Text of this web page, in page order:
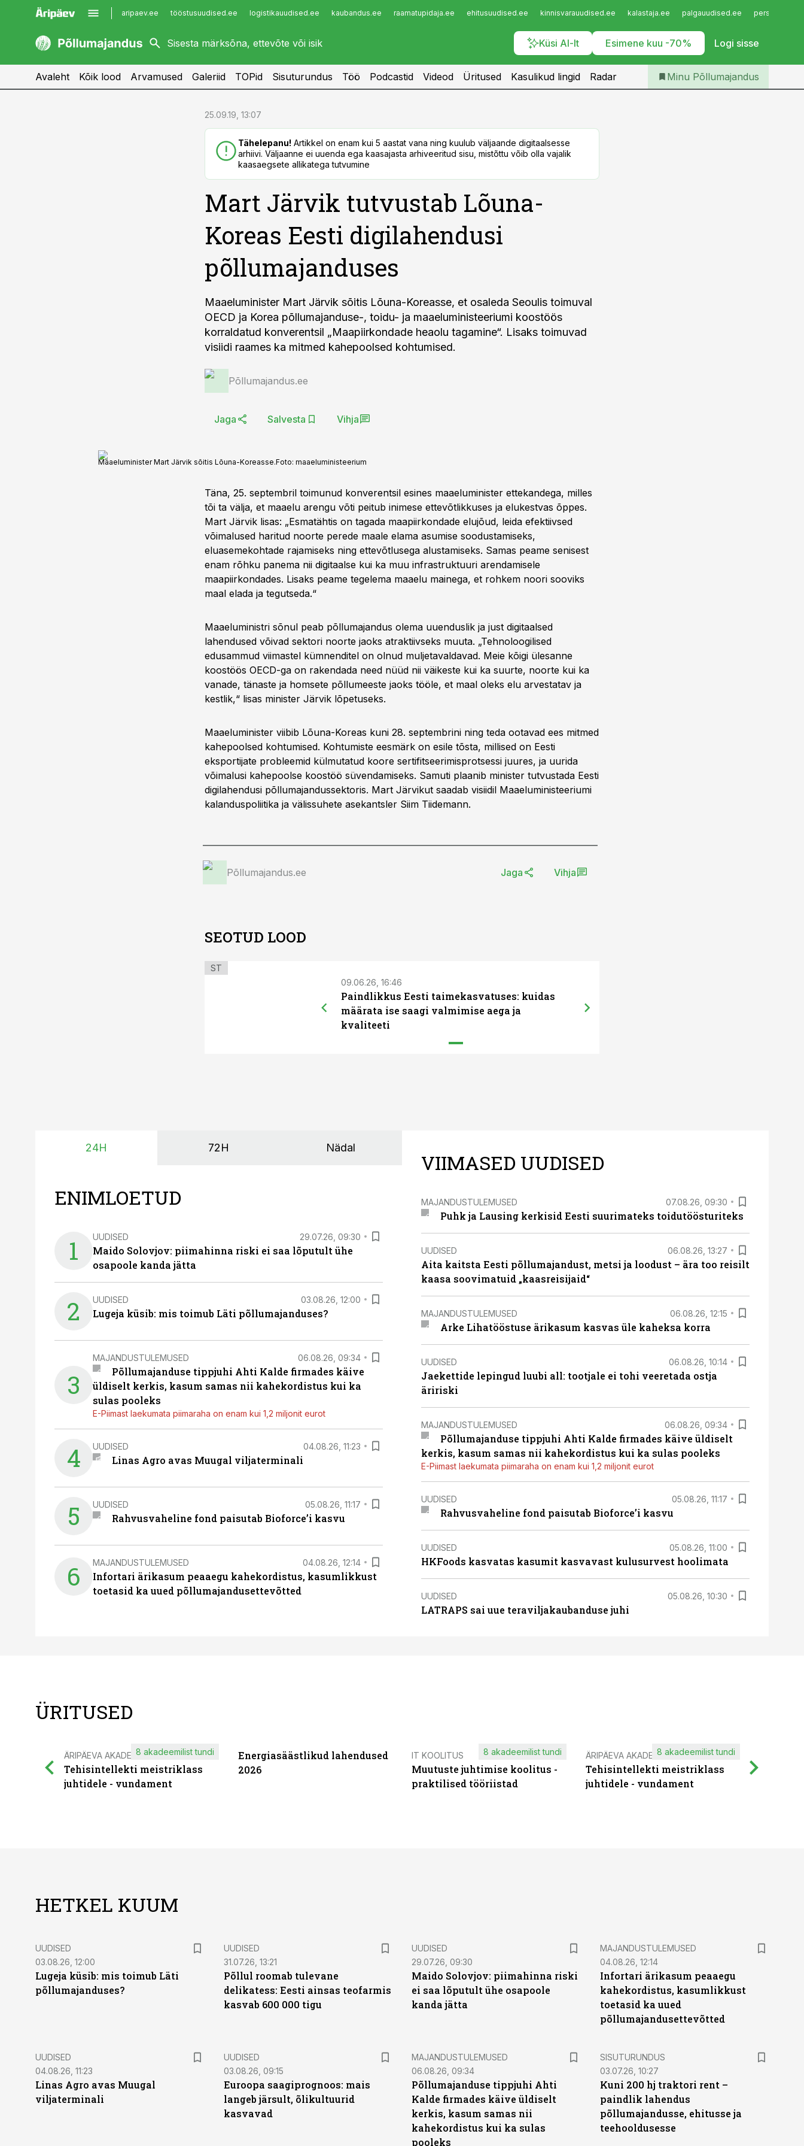
aripaev.ee tööstusuudised.ee logistikauudised.ee kaubandus.ee raamatupidaja.ee ehitusuudised.ee kinnisvarauudised.ee kalastaja.ee palgauudised.ee
Küsi AI-lt Esimene kuu -70% Logi sisse
kaubandus.ee
kinnisvarauudised.ee
imelineajalugu.ee
Infopank
Iseteenindus
Telli Põllumajandus
Avaleht Kõik lood Arvamused Galeriid TOPid Sisuturundus Töö Podcastid Videod Üritused Kasulikud lingid Radar Minu Põllumajandus
25.09.19, 13:07
Tähelepanu! Artikkel on enam kui 5 aastat vana ning kuulub väljaande digitaalsesse
arhiivi. Väljaanne ei uuenda ega kaasajasta arhiveeritud sisu, mistõttu võib olla vajalik
kaasaegsete allikatega tutvumine
Mart Järvik tutvustab Lõuna-
Koreas Eesti digilahendusi
põllumajanduses
Maaeluminister Mart Järvik sõitis Lõuna-Koreasse, et osaleda Seoulis toimuval
OECD ja Korea põllumajanduse-, toidu- ja maaeluministeeriumi koostöös
korraldatud konverentsil „Maapiirkondade heaolu tagamine“. Lisaks toimuvad
visiidi raames ka mitmed kahepoolsed kohtumised.
Põllumajandus.ee
Jaga Salvesta Vihja
Maaeluminister Mart Järvik sõitis Lõuna-Koreasse.Foto: maaeluministeerium
Täna, 25. septembril toimunud konverentsil esines maaeluminister ettekandega, milles
tõi ta välja, et maaelu arengu võti peitub inimese ettevõtlikkuses ja elukestvas õppes.
Mart Järvik lisas: „Esmatähtis on tagada maapiirkondade elujõud, leida efektiivsed
võimalused haritud noorte perede maale elama asumise soodustamiseks,
eluasemekohtade rajamiseks ning ettevõtlusega alustamiseks. Samas peame senisest
enam rõhku panema nii digitaalse kui ka muu infrastruktuuri arendamisele
maapiirkondades. Lisaks peame tegelema maaelu mainega, et rohkem noori sooviks
maal elada ja tegutseda.“
Maaeluministri sõnul peab põllumajandus olema uuenduslik ja just digitaalsed
lahendused võivad sektori noorte jaoks atraktiivseks muuta. „Tehnoloogilised
edusammud viimastel kümnenditel on olnud muljetavaldavad. Meie kõigi ülesanne
koostöös OECD-ga on rakendada need nüüd nii väikeste kui ka suurte, noorte kui ka
vanade, tänaste ja homsete põllumeeste jaoks tööle, et maal oleks elu arvestatav ja
kestlik,“ lisas minister Järvik lõpetuseks.
Maaeluminister viibib Lõuna-Koreas kuni 28. septembrini ning teda ootavad ees mitmed
kahepoolsed kohtumised. Kohtumiste eesmärk on esile tõsta, millised on Eesti
eksportijate probleemid külmutatud koore sertifitseerimisprotsessi juures, ja uurida
võimalusi kahepoolse koostöö süvendamiseks. Samuti plaanib minister tutvustada Eesti
digilahendusi põllumajandussektoris. Mart Järvikut saadab visiidil Maaeluministeeriumi
kalanduspoliitika ja välissuhete asekantsler Siim Tiidemann.
Põllumajandus.ee Jaga Vihja
SEOTUD LOOD
ST
09.06.26, 16:46
Paindlikkus Eesti taimekasvatuses: kuidas
määrata ise saagi valmimise aega ja
kvaliteeti
24H 72H Nädal
ENIMLOETUD
1 UUDISED 29.07.26, 09:30
Maido Solovjov: piimahinna riski ei saa lõputult ühe
osapoole kanda jätta
2 UUDISED 03.08.26, 12:00
Lugeja küsib: mis toimub Läti põllumajanduses?
3
MAJANDUSTULEMUSED 06.08.26, 09:34
Põllumajanduse tippjuhi Ahti Kalde firmades käive
üldiselt kerkis, kasum samas nii kahekordistus kui ka
sulas pooleks
E-Piimast laekumata piimaraha on enam kui 1,2 miljonit eurot
4 UUDISED 04.08.26, 11:23
Linas Agro avas Muugal viljaterminali
5 UUDISED 05.08.26, 11:17
Rahvusvaheline fond paisutab Bioforce’i kasvu
6 MAJANDUSTULEMUSED 04.08.26, 12:14
Infortari ärikasum peaaegu kahekordistus, kasumlikkust
toetasid ka uued põllumajandusettevõtted
VIIMASED UUDISED
MAJANDUSTULEMUSED 07.08.26, 09:30
Puhk ja Lausing kerkisid Eesti suurimateks toidutöösturiteks
UUDISED 06.08.26, 13:27
Aita kaitsta Eesti põllumajandust, metsi ja loodust – ära too reisilt
kaasa soovimatuid „kaasreisijaid“
MAJANDUSTULEMUSED 06.08.26, 12:15
Arke Lihatööstuse ärikasum kasvas üle kaheksa korra
UUDISED 06.08.26, 10:14
Jaekettide lepingud luubi all: tootjale ei tohi veeretada ostja
äririski
MAJANDUSTULEMUSED 06.08.26, 09:34
Põllumajanduse tippjuhi Ahti Kalde firmades käive üldiselt
kerkis, kasum samas nii kahekordistus kui ka sulas pooleks
E-Piimast laekumata piimaraha on enam kui 1,2 miljonit eurot
UUDISED 05.08.26, 11:17
Rahvusvaheline fond paisutab Bioforce’i kasvu
UUDISED 05.08.26, 11:00
HKFoods kasvatas kasumit kasvavast kulusurvest hoolimata
UUDISED 05.08.26, 10:30
LATRAPS sai uue teraviljakaubanduse juhi
ÜRITUSED
ÄRIPÄEVA AKADEEMIA
Tehisintellekti meistriklass
juhtidele - vundament
8 akadeemilist tundi
Energiasäästlikud lahendused
2026
IT KOOLITUS
Muutuste juhtimise koolitus -
praktilised tööriistad
8 akadeemilist tundi ÄRIPÄEVA AKADEEMIA
Tehisintellekti meistriklass
juhtidele - vundament
8 akadeemilist tundi
HETKEL KUUM
UUDISED
03.08.26, 12:00
Lugeja küsib: mis toimub Läti
põllumajanduses?
UUDISED
31.07.26, 13:21
Põllul roomab tulevane
delikatess: Eesti ainsas teofarmis
kasvab 600 000 tigu
UUDISED
29.07.26, 09:30
Maido Solovjov: piimahinna riski
ei saa lõputult ühe osapoole
kanda jätta
MAJANDUSTULEMUSED
04.08.26, 12:14
Infortari ärikasum peaaegu
kahekordistus, kasumlikkust
toetasid ka uued
põllumajandusettevõtted
UUDISED
04.08.26, 11:23
Linas Agro avas Muugal
viljaterminali
UUDISED
03.08.26, 09:15
Euroopa saagiprognoos: mais
langeb järsult, õlikultuurid
kasvavad
MAJANDUSTULEMUSED
06.08.26, 09:34
Põllumajanduse tippjuhi Ahti
Kalde firmades käive üldiselt
kerkis, kasum samas nii
kahekordistus kui ka sulas
pooleks
ST
SISUTURUNDUS
03.07.26, 10:27
Kuni 200 hj traktori rent –
paindlik lahendus
põllumajandusse, ehitusse ja
teehooldusesse